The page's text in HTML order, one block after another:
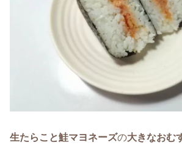
生たらこと鮭マヨネーズの大きなおむ